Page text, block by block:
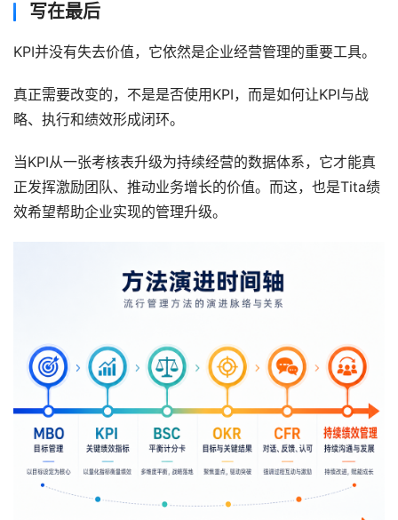
写在最后
KPI并没有失去价值，它依然是企业经营管理的重要工具。
真正需要改变的，不是是否使用KPI，而是如何让KPI与战
略、执行和绩效形成闭环。
当KPI从一张考核表升级为持续经营的数据体系，它才能真
正发挥激励团队、推动业务增长的价值。而这，也是Tita绩
效希望帮助企业实现的管理升级。